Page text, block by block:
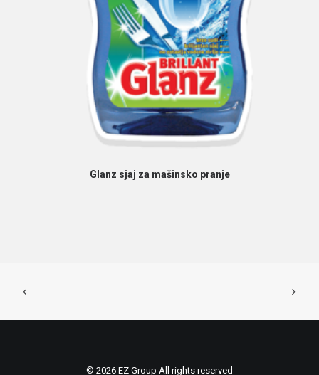
PROČITAJ VIŠE
Glanz sjaj za mašinsko pranje
© 2026 EZ Group All rights reserved